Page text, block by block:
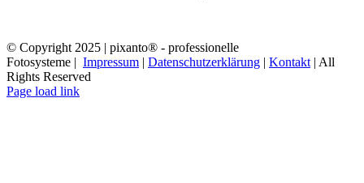
© Copyright 2025 | pixanto® - professionelle
Fotosysteme | Impressum | Datenschutzerklärung | Kontakt | All
Rights Reserved
Page load link